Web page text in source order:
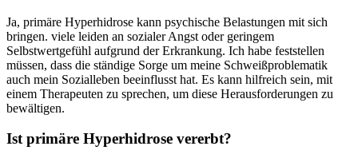
Ja, primäre‌ Hyperhidrose kann psychische Belastungen mit sich
bringen. viele‌ leiden ‍an ⁢sozialer Angst oder geringem
Selbstwertgefühl aufgrund der Erkrankung. Ich ⁣habe feststellen
müssen, dass die ständige Sorge um meine ‍Schweißproblematik
auch mein​ Sozialleben ​beeinflusst ‍hat. Es kann hilfreich⁢ sein, mit
einem ⁤Therapeuten zu sprechen, um diese Herausforderungen zu
bewältigen.
Ist primäre Hyperhidrose vererbt?